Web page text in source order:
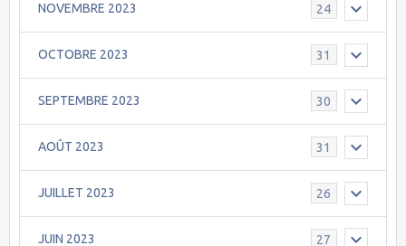
NOVEMBRE 2023 24
OCTOBRE 2023 31
SEPTEMBRE 2023 30
AOÛT 2023 31
JUILLET 2023 26
JUIN 2023 27